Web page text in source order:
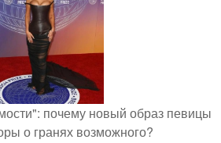
почему новый образ певицы
о гранях возможного?